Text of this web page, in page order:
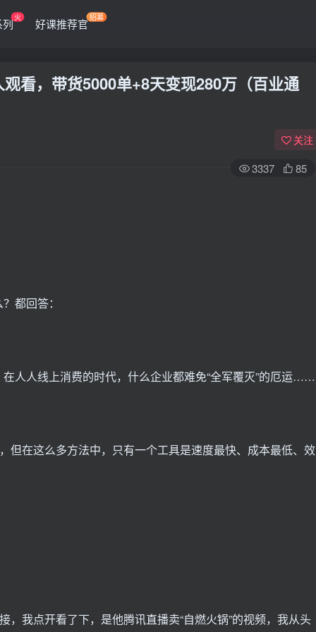
列火 好课推荐官招募
看，带货5000单+8天变现280万（百业通
关注
3337 85
都回答：
人人线上消费的时代，什么企业都难免“全军覆灭”的厄运……
但在这么多方法中，只有一个工具是速度最快、成本最低、效
，我点开看了下，是他腾讯直播卖“自燃火锅”的视频，我从头